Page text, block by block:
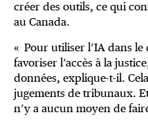
créer des outils, ce qui
au Canada.
« Pour utiliser l’IA dans
favoriser l’accès à la
données, explique-t-il.
jugements de tribunaux.
n’y a aucun moyen de